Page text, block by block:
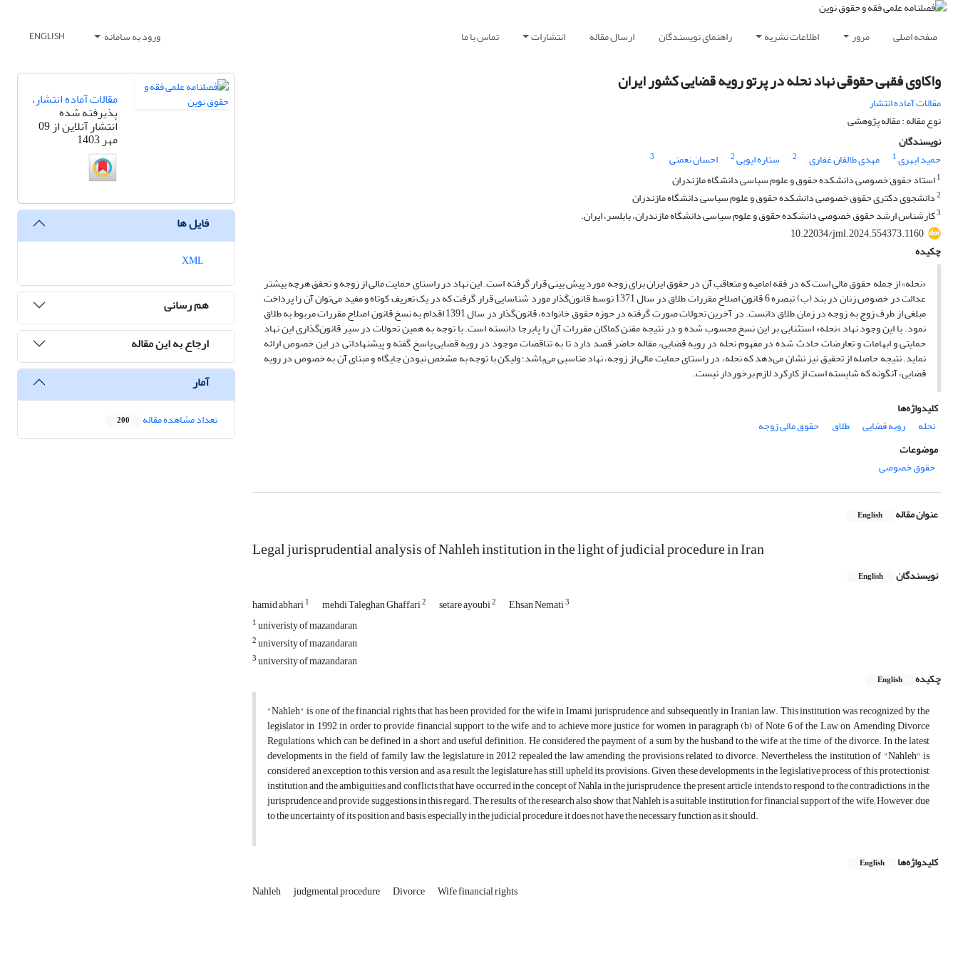
صفحه اصلی مرور اطلاعات نشریه راهنمای نویسندگان ارسال مقاله انتشارات تماس با ما ورود به سامانه ENGLISH
واکاوی فقهی حقوقی نهاد نحله در پرتو رویه قضایی کشور ایران
مقالات آماده انتشار
نوع مقاله : مقاله پژوهشی
نویسندگان
حمید ابهری1 مهدی طالقان غفاری 2 ستاره ایوبی2 احسان نعمتی
3
1استاد حقوق خصوصی دانشکده حقوق و علوم سیاسی دانشگاه مازندران
2دانشجوی دکتری حقوق خصوصی دانشکده حقوق و علوم سیاسی دانشگاه مازندران
3کارشناس ارشد حقوق خصوصی دانشکده حقوق و علوم سیاسی دانشگاه مازندران، بابلسر، ایران.
10.22034/jml.2024.554373.1160
چکیده
«نحله» از جمله حقوق مالی است که در فقه امامیه و متعاقب آن در حقوق ایران برای زوجه مورد پیش بینی قرار گرفته است. این نهاد در راستای حمایت مالی از زوجه و تحقق هرچه بیشتر
عدالت در خصوص زنان در بند (ب) تبصره 6 قانون اصلاح مقررات طلاق در سال 1371 توسط قانون‌گذار مورد شناسایی قرار گرفت که در یک تعریف کوتاه و مفید می‌توان آن را پرداخت
مبلغی از طرف زوج به زوجه در زمان طلاق دانست. در آخرین تحولات صورت گرفته در حوزه حقوق خانواده، قانون‌گذار در سال 1391 اقدام به نسخ قانون اصلاح مقررات مربوط به طلاق
نمود. با این وجود نهاد «نحله» استثنایی بر این نسخ محسوب شده و در نتیجه مقنن کماکان مقررات آن را پابرجا دانسته است. با توجه به همین تحولات در سیر قانون‌گذاری این نهاد
حمایتی و ابهامات و تعارضات حادث شده در مفهوم نحله در رویه قضایی، مقاله حاضر قصد دارد تا به تناقضات موجود در رویه قضایی پاسخ گفته و پیشنهاداتی در این خصوص ارائه
نماید. نتیجه حاصله از تحقیق نیز نشان می‌دهد که نحله، در راستای حمایت مالی از زوجه، نهاد مناسبی می‌باشد؛ ولیکن با توجه به مشخص نبودن جایگاه و مبنای آن به خصوص در رویه
قضایی، آنگونه که شایسته است از کارکرد لازم برخوردار نیست.
کلیدواژه‌ها
نحله
رویه قضایی طلاق
حقوق مالی زوجه
موضوعات
حقوق خصوصی
عنوان مقاله English
Legal jurisprudential analysis of Nahleh institution in the light of judicial procedure in Iran
نویسندگان English
hamid abhari1 mehdi Taleghan Ghaffari2 setare ayoubi2 Ehsan Nemati3
1univeristy of mazandaran
2university of mazandaran
3university of mazandaran
چکیده
English
"Nahleh" is one of the financial rights that has been provided for the wife in Imami jurisprudence and subsequently in Iranian law. This institution was recognized by the
legislator in 1992 in order to provide financial support to the wife and to achieve more justice for women in paragraph (b) of Note 6 of the Law on Amending Divorce
Regulations, which can be defined in a short and useful definition. He considered the payment of a sum by the husband to the wife at the time of the divorce. In the latest
developments in the field of family law, the legislature in 2012 repealed the law amending the provisions related to divorce. Nevertheless, the institution of "Nahleh" is
considered an exception to this version, and as a result, the legislature has still upheld its provisions. Given these developments in the legislative process of this protectionist
institution and the ambiguities and conflicts that have occurred in the concept of Nahla in the jurisprudence, the present article intends to respond to the contradictions in the
jurisprudence and provide suggestions in this regard. The results of the research also show that Nahleh is a suitable institution for financial support of the wife; However, due
to the uncertainty of its position and basis, especially in the judicial procedure, it does not have the necessary function as it should.
کلیدواژه‌ها English
Nahleh judgmental procedure Divorce Wife financial rights
مقالات آماده انتشار،
پذیرفته شده
انتشار آنلاین از 09
مهر 1403
فایل ها
هم رسانی
ارجاع به این مقاله
آمار
تعداد مشاهده مقاله 200